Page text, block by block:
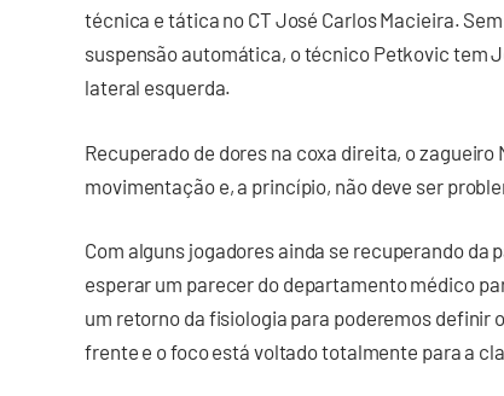
técnica e tática no CT José Carlos Macieira.
suspensão automática, o técnico Petkovic tem
lateral esquerda.
Recuperado de dores na coxa direita, o
movimentação e, a princípio, não deve ser
Com alguns jogadores ainda se recuperando da
esperar um parecer do departamento médico
um retorno da fisiologia para poderemos definir
frente e o foco está voltado totalmente para a